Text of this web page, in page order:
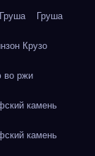
Груша Груша
Крузо
во ржи
камень
камень